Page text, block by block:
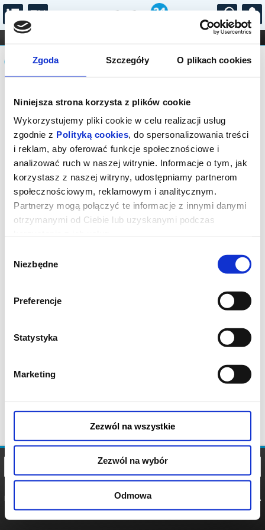
Zgoda Szczegóły O plikach cookies
Niniejsza strona korzysta z plików cookie
Wykorzystujemy pliki cookie w celu realizacji usług
zgodnie z Polityką cookies, do spersonalizowania treści
i reklam, aby oferować funkcje społecznościowe i
analizować ruch w naszej witrynie. Informacje o tym, jak
korzystasz z naszej witryny, udostępniamy partnerom
społecznościowym, reklamowym i analitycznym.
Partnerzy mogą połączyć te informacje z innymi danymi
otrzymanymi od Ciebie lub uzyskanymi podczas
zgody
Niezbędne
Preferencje
Statystyka
Marketing
Zezwól na wszystkie
Zezwól na wybór
Odmowa
...
FILHARMONIA OPERA I BALET
STAND-UP
DLA DZIECI
Komunikat
Sprzedaż biletów on-line na wydarzenie
została zakończona.
POLITYKA
POLITYKA